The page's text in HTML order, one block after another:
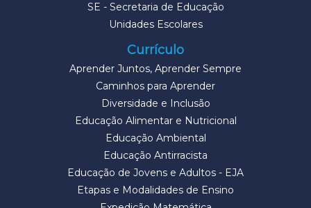
SE - Secretaria de Educação
Unidades Escolares
Currículo
Aprender Juntos, Aprender Sempre
Caminhos para Aprender
Diversidade e Inclusão
Educação Alimentar e Nutricional
Educação Ambiental
Educação Antirracista
Educação de Jovens e Adultos - EJA
Etapas e Modalidades de Ensino